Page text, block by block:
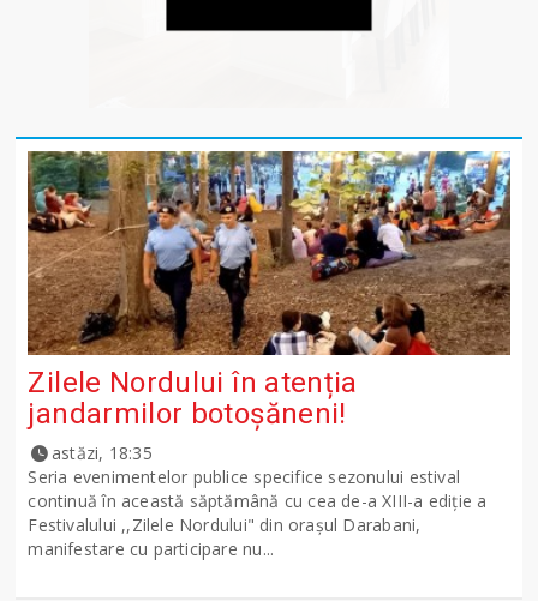
Zilele Nordului în atenția
jandarmilor botoșăneni!
astăzi, 18:35
Seria evenimentelor publice specifice sezonului estival
continuă în această săptămână cu cea de-a XIII-a ediție a
Festivalului ,,Zilele Nordului" din orașul Darabani,
manifestare cu participare nu...